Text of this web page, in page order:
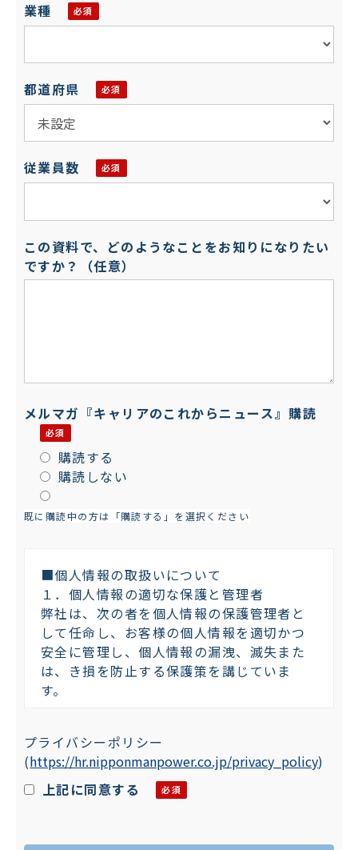
業種
都道府県
従業員数
この資料で、どのようなことをお知りになりたい
ですか？（任意）
メルマガ『キャリアのこれからニュース』購読
購読する
購読しない
既に購読中の方は「購読する」を選択ください
■個人情報の取扱いについて
１．個人情報の適切な保護と管理者
弊社は、次の者を個人情報の保護管理者と
して任命し、お客様の個人情報を適切かつ
安全に管理し、個人情報の漏洩、滅失また
は、き損を防止する保護策を講じていま
す。
理者：プライバシーマーク委員会 委員長
〒101-0042 東京都千代田区神田東松下町
４７－１
TEL：03-5294-5011 FAX：03-5294-
２．個人情報の利用目的
プライバシーポリシー
(https://hr.nipponmanpower.co.jp/privacy_policy)
上記に同意する